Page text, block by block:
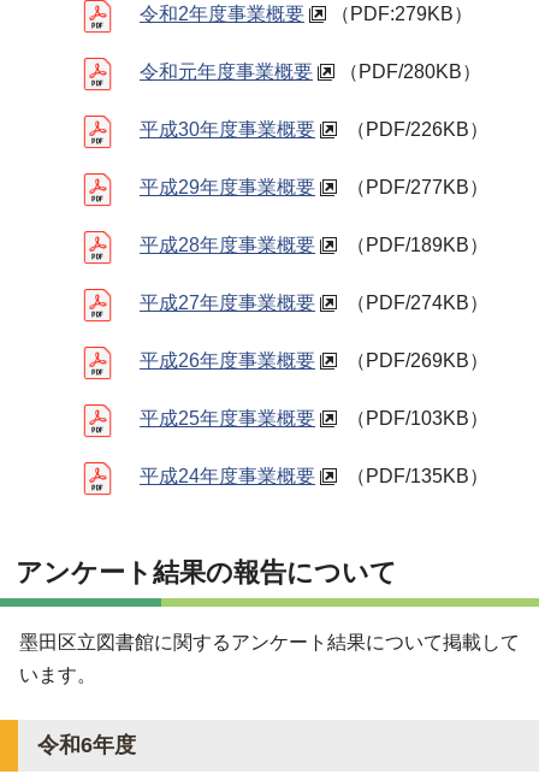
令和2年度事業概要 （PDF:279KB）
令和元年度事業概要 （PDF/280KB）
平成30年度事業概要 （PDF/226KB）
平成29年度事業概要 （PDF/277KB）
平成28年度事業概要 （PDF/189KB）
平成27年度事業概要 （PDF/274KB）
平成26年度事業概要 （PDF/269KB）
平成25年度事業概要 （PDF/103KB）
平成24年度事業概要 （PDF/135KB）
アンケート結果の報告について
墨田区立図書館に関するアンケート結果について掲載して
います。
令和6年度